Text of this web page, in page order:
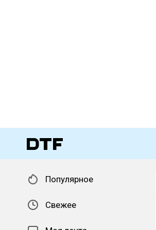
Популярное
Свежее